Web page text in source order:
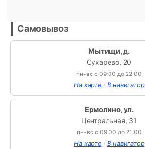
Самовывоз
Мытищи, д.
Сухарево, 20
пн-вс с 09:00 до 22:00
На карте / В навигатор
Ермолино, ул.
Центральная, 31
пн-вс с 09:00 до 21:00
На карте / В навигатор